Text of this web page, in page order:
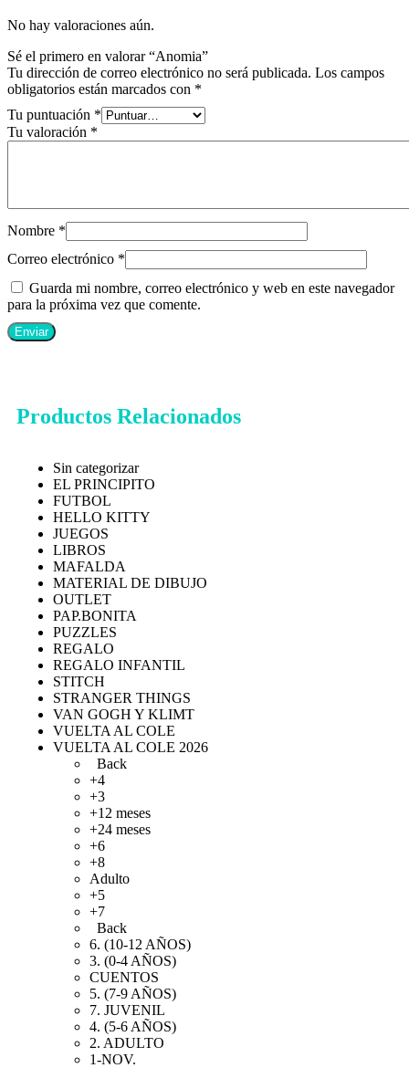
No hay valoraciones aún.
Sé el primero en valorar “Anomia”
Tu dirección de correo electrónico no será publicada. Los campos
obligatorios están marcados con *
Tu puntuación *
Tu valoración *
Nombre *
Correo electrónico *
Guarda mi nombre, correo electrónico y web en este navegador
para la próxima vez que comente.
Productos Relacionados
Sin categorizar
EL PRINCIPITO
FUTBOL
HELLO KITTY
JUEGOS
LIBROS
MAFALDA
MATERIAL DE DIBUJO
OUTLET
PAP.BONITA
PUZZLES
REGALO
REGALO INFANTIL
STITCH
STRANGER THINGS
VAN GOGH Y KLIMT
VUELTA AL COLE
VUELTA AL COLE 2026
Back
+4
+3
+12 meses
+24 meses
+6
+8
Adulto
+5
+7
Back
6. (10-12 AÑOS)
3. (0-4 AÑOS)
CUENTOS
5. (7-9 AÑOS)
7. JUVENIL
4. (5-6 AÑOS)
2. ADULTO
1-NOV.